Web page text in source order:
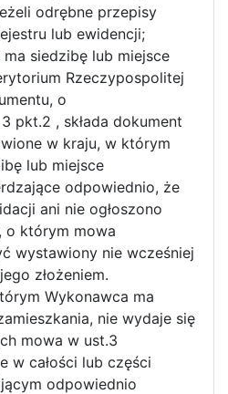
odrębne przepisy
lub ewidencji;
siedzibę lub miejsce
Rzeczypospolitej
o
pkt.2 , składa dokument
w kraju, w którym
lub miejsce
odpowiednio, że
ani nie ogłoszono
o którym mowa
wystawiony nie wcześniej
złożeniem.
Wykonawca ma
nie wydaje się
mowa w ust.3
w całości lub części
odpowiednio